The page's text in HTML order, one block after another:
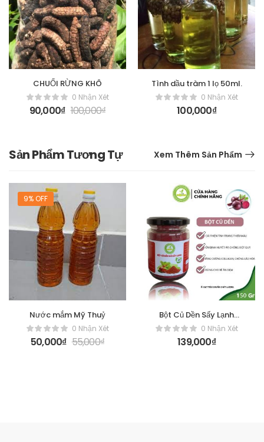
CHUỐI RỪNG KHÔ
0 Nhận Xét
90,000₫ 100,000₫
Tình dầu tràm 1 lọ 50ml.
0 Nhận Xét
100,000₫
Sản Phẩm Tương Tự Xem Thêm Sản Phẩm
9% OFF
Nước mắm Mỹ Thuỷ
0 Nhận Xét
50,000₫ 55,000₫
Bột Củ Dền Sấy Lạnh
[Hộp 150gr]0 Nhận Xét
139,000₫